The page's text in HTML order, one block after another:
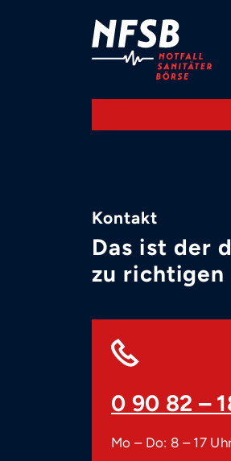
Kontakt
Das ist der
zu
0 90 82 –
Mo – Do: 8 – 17